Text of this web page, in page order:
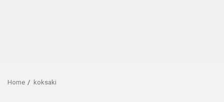
Home koksaki